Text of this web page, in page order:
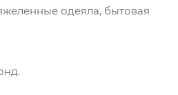
одеяла, бытовая